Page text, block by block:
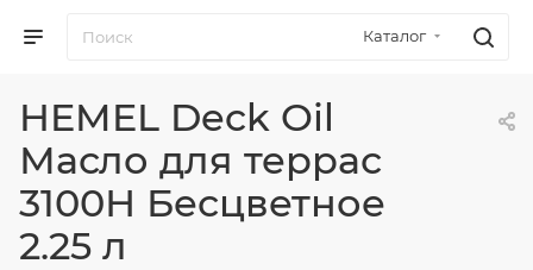
Каталог
HEMEL Deck Oil
Масло для террас
3100Н Бесцветное
2.25 л